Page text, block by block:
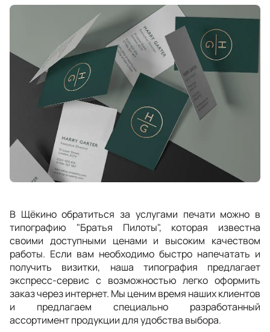
В Щёкино обратиться за услугами печати можно в
типографию "Братья Пилоты", которая известна
своими доступными ценами и высоким качеством
работы. Если вам необходимо быстро напечатать и
получить визитки, наша типография предлагает
экспресс-сервис с возможностью легко оформить
заказ через интернет. Мы ценим время наших клиентов
и предлагаем специально разработанный
ассортимент продукции для удобства выбора.